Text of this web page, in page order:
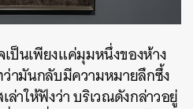
ป็นเพียงแค่มุมหนึ่งของห้าง
ว่ามันกลับมีความหมายลึกซึ้ง
ล่าให้ฟังว่า บริเวณดังกล่าวอยู่